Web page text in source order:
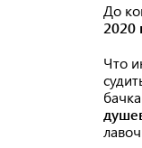
До
2020
Что